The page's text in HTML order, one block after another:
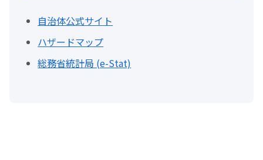
自治体公式サイト
ハザードマップ
総務省統計局 (e-Stat)